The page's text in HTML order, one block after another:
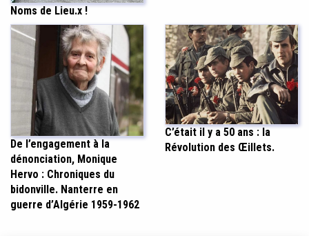
Noms de Lieu.x !
De l’engagement à la
dénonciation, Monique
Hervo : Chroniques du
bidonville. Nanterre en
guerre d’Algérie 1959-1962
C’était il y a 50 ans : la
Révolution des Œillets.